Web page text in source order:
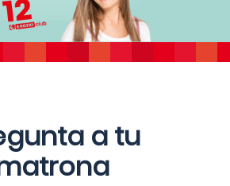
a tu